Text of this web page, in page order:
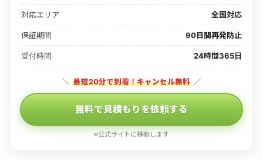
対応エリア 全国対応
保証期間 90日間再発防止
受付時間 24時間365日
＼ 最短20分で到着！キャンセル無料 ／
無料で見積もりを依頼する
※公式サイトに移動します